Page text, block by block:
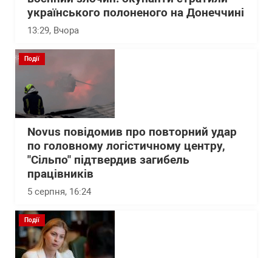
українського полоненого на Донеччині
13:29, Вчора
Події
Novus повідомив про повторний удар
по головному логістичному центру,
"Сільпо" підтвердив загибель
працівників
5 серпня, 16:24
Події